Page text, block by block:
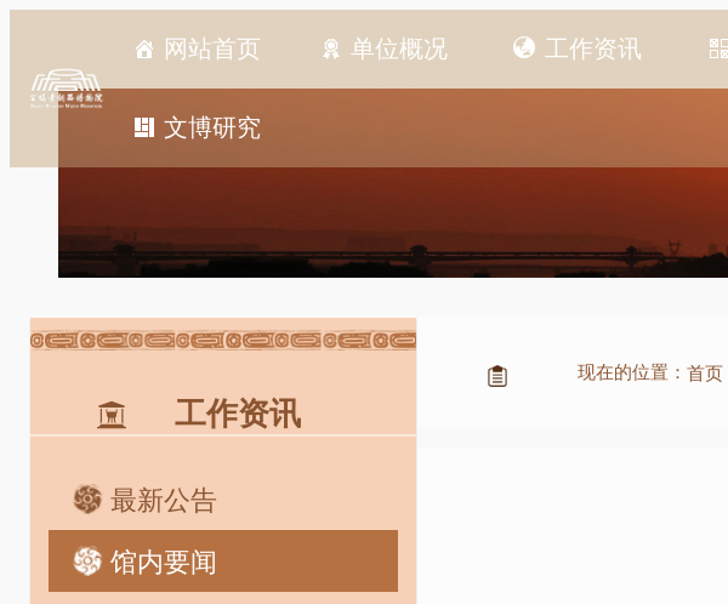
网站首页 单位概况 工作资讯
文博研究
工作资讯
最新公告
馆内要闻
现在的位置： 首页